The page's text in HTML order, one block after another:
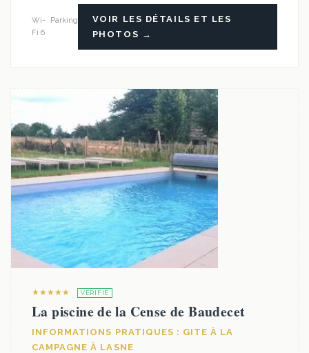
Wi-
Fi 6
Parking
VOIR LES DÉTAILS ET LES
PHOTOS →
★★★★★ VÉRIFIÉ
La piscine de la Cense de Baudecet
INFORMATIONS PRATIQUES : GITE À LA
CAMPAGNE À LASNE